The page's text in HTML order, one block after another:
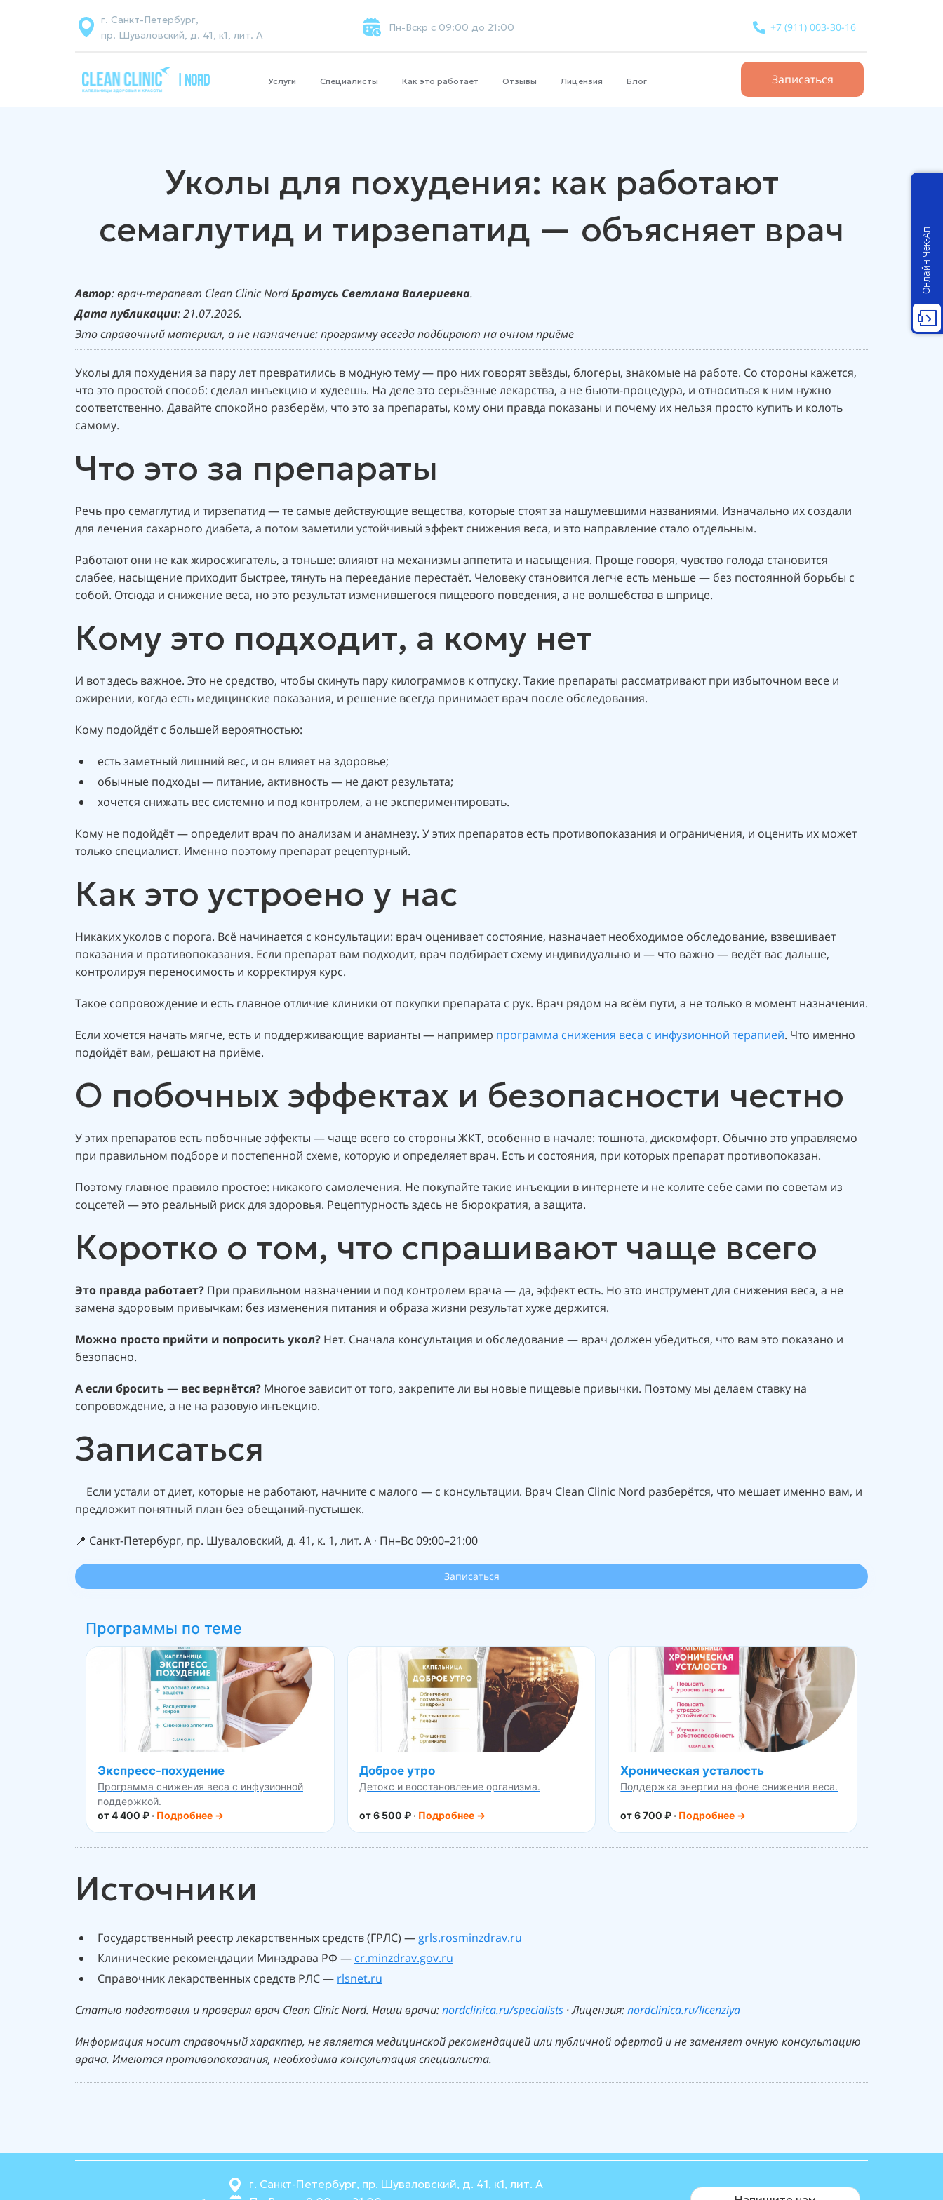
г. Санкт-Петербург,
пр. Шуваловский, д. 41, к1, лит. А
Пн-Вскр с 09:00 до 21:00 +7 (911) 003-30-16
| NORD Услуги Специалисты Как это работает Отзывы Лицензия Блог Записаться
Уколы для похудения: как работают
семаглутид и тирзепатид — объясняет врач
Автор: врач-терапевт Clean Clinic NordБратусь Светлана Валериевна.
Датапубликации: 21.07.2026.
Это справочный материал, а не назначение: программу всегда подбирают на очном приёме
Уколы для похудения за пару лет превратились в модную тему — про них говорят звёзды, блогеры, знакомые на работе. Со стороны кажется,
что это простой способ: сделал инъекцию и худеешь. На деле это серьёзные лекарства, а не бьюти-процедура, и относиться к ним нужно
соответственно. Давайте спокойно разберём, что это за препараты, кому они правда показаны и почему их нельзя просто купить и колоть
самому.
Что это за препараты
Речь про семаглутид и тирзепатид — те самые действующие вещества, которые стоят за нашумевшими названиями. Изначально их создали
для лечения сахарного диабета, а потом заметили устойчивый эффект снижения веса, и это направление стало отдельным.
Работают они не как жиросжигатель, а тоньше: влияют на механизмы аппетита и насыщения. Проще говоря, чувство голода становится
слабее, насыщение приходит быстрее, тянуть на переедание перестаёт. Человеку становится легче есть меньше — без постоянной борьбы с
собой. Отсюда и снижение веса, но это результат изменившегося пищевого поведения, а не волшебства в шприце.
Кому это подходит, а кому нет
И вот здесь важное. Это не средство, чтобы скинуть пару килограммов к отпуску. Такие препараты рассматривают при избыточном весе и
ожирении, когда есть медицинские показания, и решение всегда принимает врач после обследования.
Кому подойдёт с большей вероятностью:
есть заметный лишний вес, и он влияет на здоровье;
обычные подходы — питание, активность — не дают результата;
хочется снижать вес системно и под контролем, а не экспериментировать.
Кому не подойдёт — определит врач по анализам и анамнезу. У этих препаратов есть противопоказания и ограничения, и оценить их может
только специалист. Именно поэтому препарат рецептурный.
Как это устроено у нас
Никаких уколов с порога. Всё начинается с консультации: врач оценивает состояние, назначает необходимое обследование, взвешивает
показания и противопоказания. Если препарат вам подходит, врач подбирает схему индивидуально и — что важно — ведёт вас дальше,
контролируя переносимость и корректируя курс.
Такое сопровождение и есть главное отличие клиники от покупки препарата с рук. Врач рядом на всём пути, а не только в момент назначения.
Если хочется начать мягче, есть и поддерживающие варианты — например программа снижения веса с инфузионной терапией. Что именно
подойдёт вам, решают на приёме.
О побочных эффектах и безопасности честно
У этих препаратов есть побочные эффекты — чаще всего со стороны ЖКТ, особенно в начале: тошнота, дискомфорт. Обычно это управляемо
при правильном подборе и постепенной схеме, которую и определяет врач. Есть и состояния, при которых препарат противопоказан.
Поэтому главное правило простое: никакого самолечения. Не покупайте такие инъекции в интернете и не колите себе сами по советам из
соцсетей — это реальный риск для здоровья. Рецептурность здесь не бюрократия, а защита.
Коротко о том, что спрашивают чаще всего
Это правда работает? При правильном назначении и под контролем врача — да, эффект есть. Но это инструмент для снижения веса, а не
замена здоровым привычкам: без изменения питания и образа жизни результат хуже держится.
Можно просто прийти и попросить укол? Нет. Сначала консультация и обследование — врач должен убедиться, что вам это показано и
безопасно.
А если бросить — вес вернётся? Многое зависит от того, закрепите ли вы новые пищевые привычки. Поэтому мы делаем ставку на
сопровождение, а не на разовую инъекцию.
Записаться
Если устали от диет, которые не работают, начните с малого — с консультации. Врач Clean Clinic Nord разберётся, что мешает именно вам, и
предложит понятный план без обещаний-пустышек.
📍 Санкт-Петербург, пр. Шуваловский, д. 41, к. 1, лит. А · Пн–Вс 09:00–21:00
Записаться
Программы по теме
Экспресс-похудение
Программа снижения веса с инфузионной
поддержкой.
от 4 400 ₽ · Подробнее →
Доброе утро
Детокс и восстановление организма.
от 6 500 ₽ · Подробнее →
Хроническая усталость
Поддержка энергии на фоне снижения веса.
от 6 700 ₽ · Подробнее →
Источники
Государственный реестр лекарственных средств (ГРЛС) — grls.rosminzdrav.ru
Клинические рекомендации Минздрава РФ — cr.minzdrav.gov.ru
Справочник лекарственных средств РЛС — rlsnet.ru
Статью подготовил и проверил врач Clean Clinic Nord. Наши врачи:nordclinica.ru/specialists · Лицензия:nordclinica.ru/licenziya
Информация носит справочный характер, не является медицинской рекомендацией или публичной офертой и не заменяет очную консультацию
врача. Имеются противопоказания, необходима консультация специалиста.
г. Санкт-Петербург, пр. Шуваловский, д. 41, к1, лит. А
Онлайн Чек-Ап